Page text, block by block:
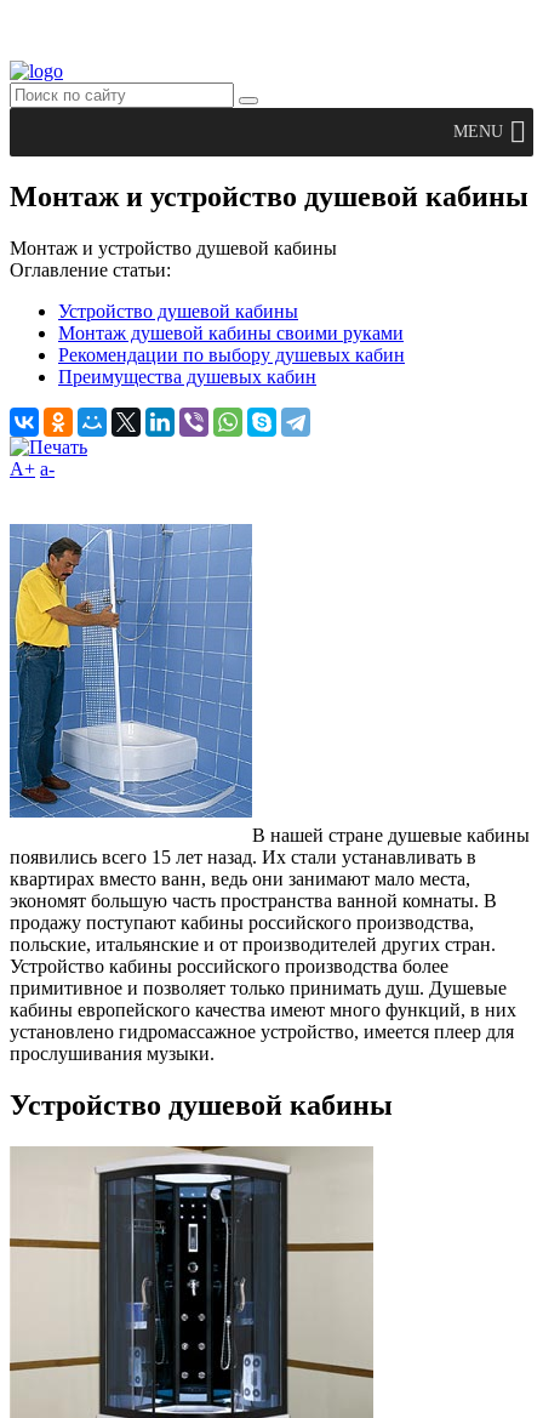
MENU
Монтаж и устройство душевой кабины
Монтаж и устройство душевой кабины
Оглавление статьи:
Устройство душевой кабины
Монтаж душевой кабины своими руками
Рекомендации по выбору душевых кабин
Преимущества душевых кабин
A+ а-
В нашей стране душевые кабины
появились всего 15 лет назад. Их стали устанавливать в
квартирах вместо ванн, ведь они занимают мало места,
экономят большую часть пространства ванной комнаты. В
продажу поступают кабины российского производства,
польские, итальянские и от производителей других стран.
Устройство кабины российского производства более
примитивное и позволяет только принимать душ. Душевые
кабины европейского качества имеют много функций, в них
установлено гидромассажное устройство, имеется плеер для
прослушивания музыки.
Устройство душевой кабины